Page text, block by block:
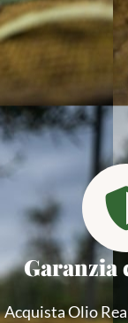
Garanzia
Acquista Olio